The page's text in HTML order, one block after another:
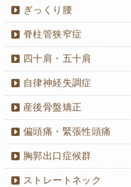
ぎっくり腰
脊柱管狭窄症
四十肩・五十肩
自律神経失調症
産後骨盤矯正
偏頭痛・緊張性頭痛
胸郭出口症候群
ストレートネック